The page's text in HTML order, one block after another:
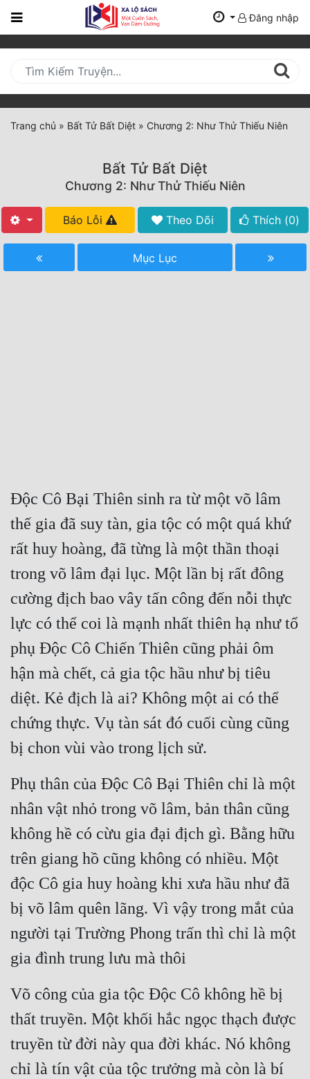
Trang
Mới
Cập
Nhật
(current)
Tất Cả
Xa Lộ Dịch
Cung Đấu
Cạnh Kỹ
Cổ Tiên Hiệp
Cổ Đại
Du Hí
Dã Sử
Dị Năng
Góc Nhìn Nam
Huyền Huyễn
Huyền Nghi
Huyền Ảo
Hài Hước
Hệ Thống
Học Đường
Khoa Huyễn
Khoa Huyễn Không Gian
Kinh Dị
Đăng nhập
Trang chủ » Bất Tử Bất Diệt » Chương 2: Như Thử Thiếu Niên
Bất Tử Bất Diệt
Chương 2: Như Thử Thiếu Niên
Báo Lỗi Theo Dõi Thích (0)
Mục Lục
Độc Cô Bại Thiên sinh ra từ một võ lâm
thế gia đã suy tàn, gia tộc có một quá khứ
rất huy hoàng, đã từng là một thần thoại
trong võ lâm đại lục. Một lần bị rất đông
cường địch bao vây tấn công đến nỗi thực
lực có thể coi là mạnh nhất thiên hạ như tổ
phụ Độc Cô Chiến Thiên cũng phải ôm
hận mà chết, cả gia tộc hầu như bị tiêu
diệt. Kẻ địch là ai? Không một ai có thể
chứng thực. Vụ tàn sát đó cuối cùng cũng
bị chon vùi vào trong lịch sử.
Phụ thân của Độc Cô Bại Thiên chỉ là một
nhân vật nhỏ trong võ lâm, bản thân cũng
không hề có cừu gia đại địch gì. Bằng hữu
trên giang hồ cũng không có nhiều. Một
độc Cô gia huy hoàng khi xưa hầu như đã
bị võ lâm quên lãng. Vì vậy trong mắt của
người tại Trường Phong trấn thì chỉ là một
gia đình trung lưu mà thôi
Võ công của gia tộc Độc Cô không hề bị
thất truyền. Một khối hắc ngọc thạch được
truyền từ đời này qua đời khác. Nó không
chỉ là tín vật của tộc trưởng mà còn là bí